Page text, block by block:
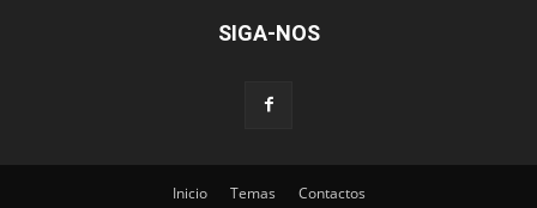
SIGA-NOS
Inicio Temas Contactos